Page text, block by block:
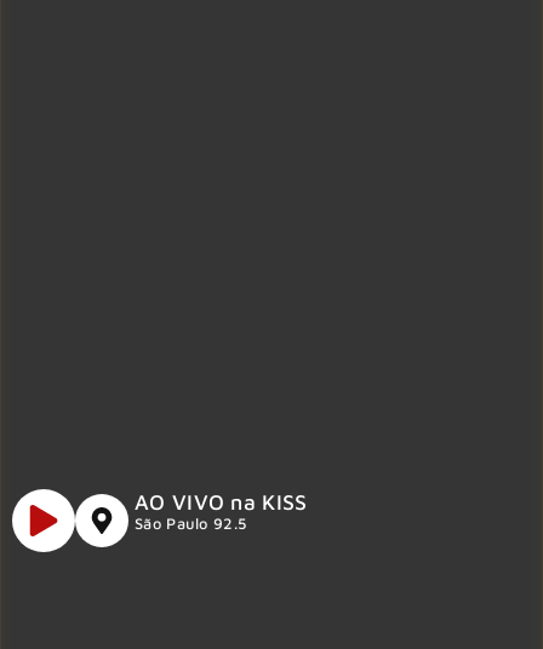
AO VIVO na KISS
São Paulo 92.5